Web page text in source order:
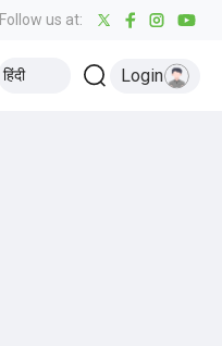
Follow us at:
हिंदी Login